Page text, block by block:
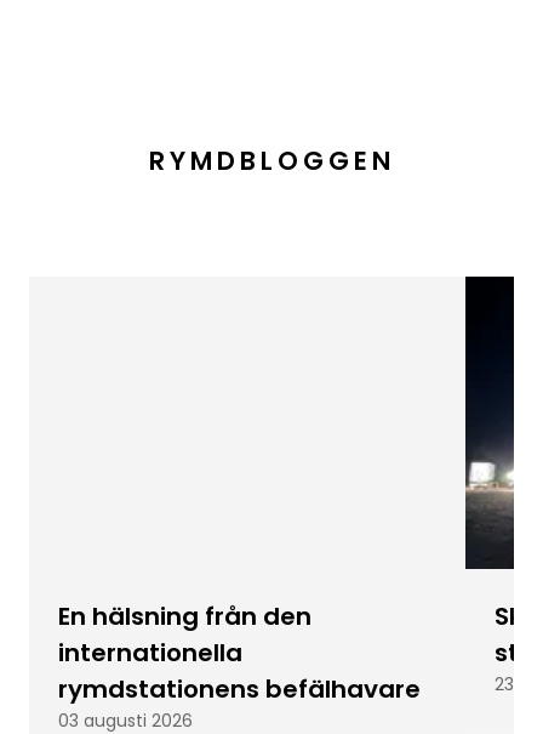
RYMDBLOGGEN
En hälsning från den
internationella
rymdstationens befälhavare
03 augusti 2026
23